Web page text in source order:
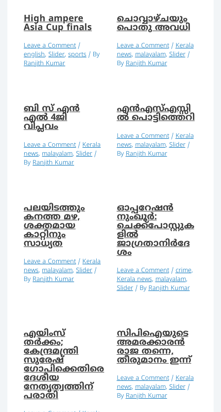
High ampere
Asia Cup finals
Leave a Comment /
english,Slider,sports/ By
Ranjith Kumar
ചൊവ്വാഴ്ചയും
പൊതു അവധി
Leave a Comment /Kerala
news,malayalam,Slider/
ByRanjith Kumar
ബി സ് എൻ
എൽ 4ജി
വിപ്ലവം
Leave a Comment / Kerala
news, malayalam,Slider /
By Ranjith Kumar
എന്‍എസ്എസ്സി
ല്‍ പൊട്ടിത്തെറി
Leave a Comment / Kerala
news, malayalam, Slider/
By Ranjith Kumar
പലയിടത്തും
കനത്ത മഴ,
ശക്തമായ
കാറ്റിനും
സാധ്യത
Leave a Comment / Kerala
news, malayalam,Slider /
By Ranjith Kumar
ഓപ്പറേഷന്‍
നുംഖൂര്‍:
ചെക്ക്പോസ്റ്റുക
ളില്‍
ജാഗ്രതാനിര്‍ദേ
ശം
Leave a Comment / crime,
Kerala news, malayalam,
Slider/ By Ranjith Kumar
എയിംസ്
തര്‍ക്കം;
കേന്ദ്രമന്ത്രി
സുരേഷ്
ഗോപിക്കെതിരെ
ദേശീയ
നേതൃത്വത്തിന്
പരാതി
സിപിഐയുടെ
അമരക്കാരന്‍
രാജ തന്നെ,
തീരുമാനം ഇന്ന്
Leave a Comment / Kerala
news, malayalam, Slider/
By Ranjith Kumar